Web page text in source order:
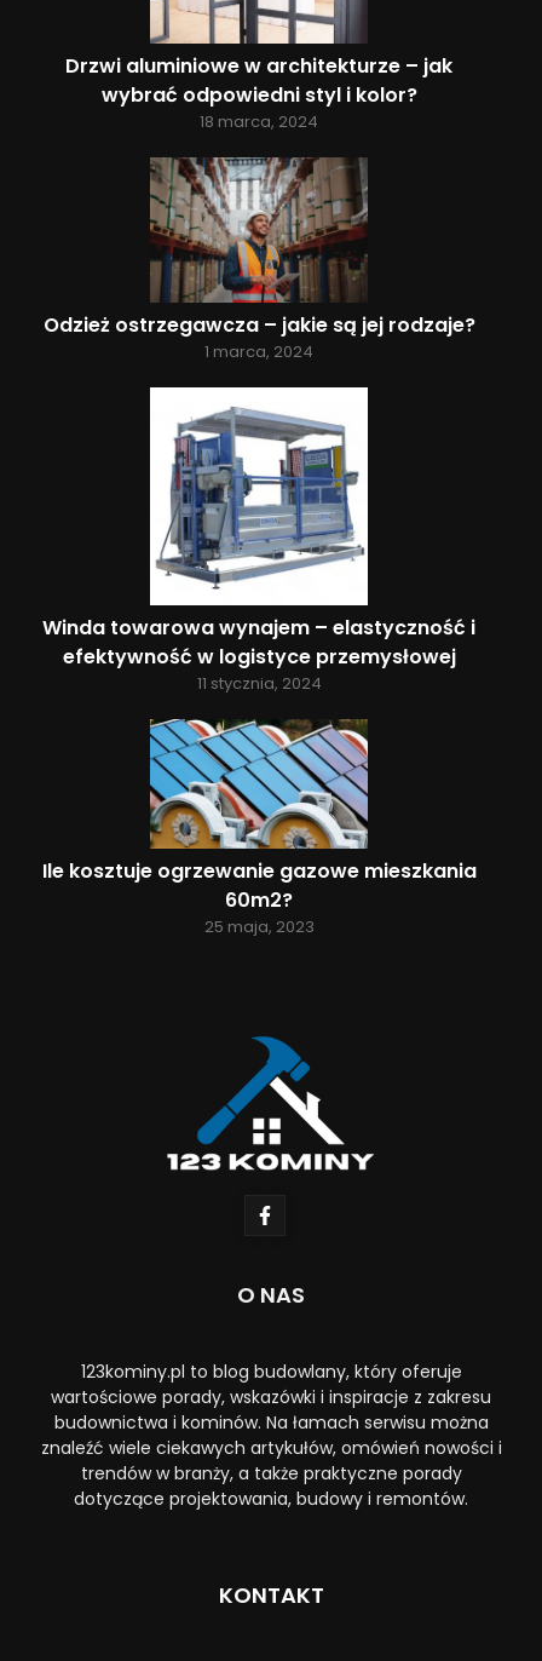
Drzwi aluminiowe w architekturze – jak
wybrać odpowiedni styl i kolor?
18 marca, 2024
Odzież ostrzegawcza – jakie są jej rodzaje?
1 marca, 2024
Winda towarowa wynajem – elastyczność i
efektywność w logistyce przemysłowej
11 stycznia, 2024
Ile kosztuje ogrzewanie gazowe mieszkania
60m2?
25 maja, 2023
O NAS
123kominy.pl to blog budowlany, który oferuje
wartościowe porady, wskazówki i inspiracje z zakresu
budownictwa i kominów. Na łamach serwisu można
znaleźć wiele ciekawych artykułów, omówień nowości i
trendów w branży, a także praktyczne porady
dotyczące projektowania, budowy i remontów.
KONTAKT